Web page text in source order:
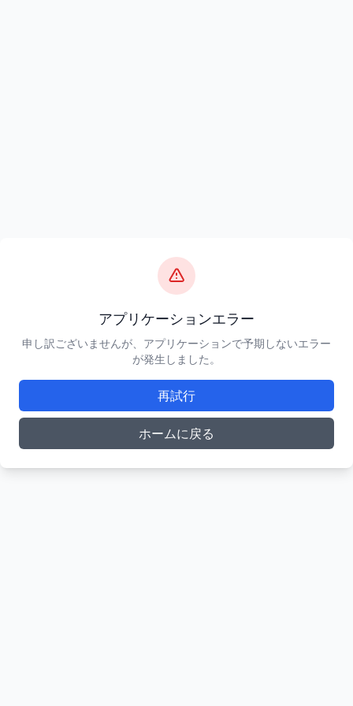
アプリケーションエラー
申し訳ございませんが、アプリケーションで予期しないエラー
が発生しました。
再試行
ホームに戻る